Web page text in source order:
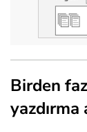
Birden
yazdırma